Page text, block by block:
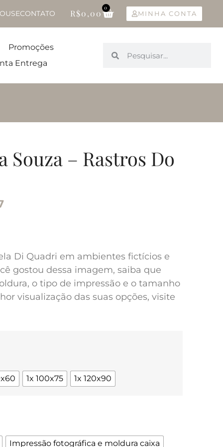
CONTATO R$0,00
0
MINHA CONTA
Promoções
Entrega
Souza – Rastros Do
Di Quadri em ambientes fictícios e
gostou dessa imagem, saiba que
o tipo de impressão e o tamanho
visualização das suas opções, visite
1x 100x75 1x 120x90
Impressão fotográfica e moldura caixa